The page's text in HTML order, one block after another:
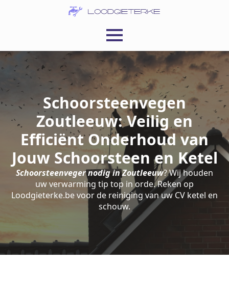
Schoorsteenvegen
Zoutleeuw: Veilig en
Efficiënt Onderhoud van
Jouw Schoorsteen en Ketel
Schoorsteenveger nodig in Zoutleeuw? Wij houden
uw verwarming tip top in orde. Reken op
Loodgieterke.be voor de reiniging van uw CV ketel en
schouw.